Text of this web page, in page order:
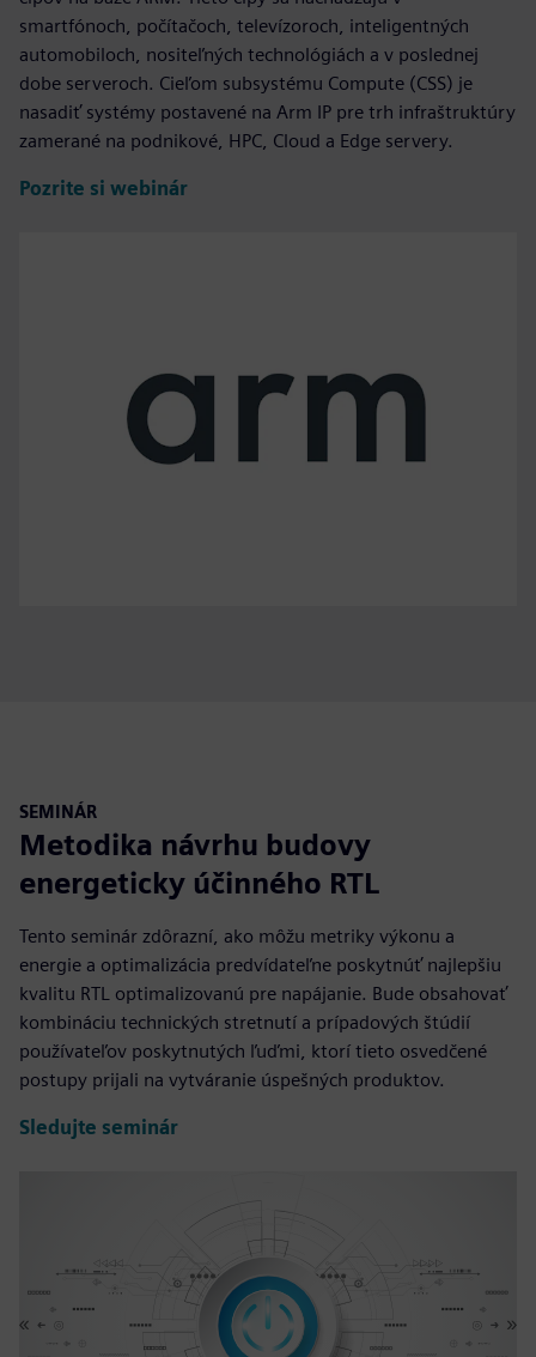
smartfónoch, počítačoch, televízoroch, inteligentných
automobiloch, nositeľných technológiách a v poslednej
dobe serveroch. Cieľom subsystému Compute (CSS) je
nasadiť systémy postavené na Arm IP pre trh infraštruktúry
zamerané na podnikové, HPC, Cloud a Edge servery.
Pozrite si webinár
SEMINÁR
Metodika návrhu budovy
energeticky účinného RTL
Tento seminár zdôrazní, ako môžu metriky výkonu a
energie a optimalizácia predvídateľne poskytnúť najlepšiu
kvalitu RTL optimalizovanú pre napájanie. Bude obsahovať
kombináciu technických stretnutí a prípadových štúdií
používateľov poskytnutých ľuďmi, ktorí tieto osvedčené
postupy prijali na vytváranie úspešných produktov.
Sledujte seminár